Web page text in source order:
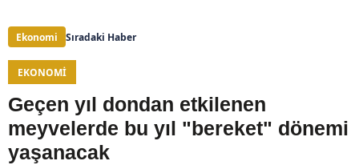
Ekonomi Sıradaki Haber
EKONOMI
Geçen yıl dondan etkilenen
meyvelerde bu yıl "bereket" dönemi
yaşanacak